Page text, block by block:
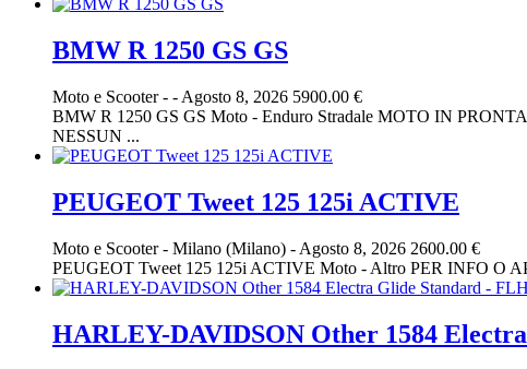
BMW R 1250 GS GS
Moto e Scooter- - Agosto 8, 2026 5900.00 €
BMW R 1250 GS GS Moto - Enduro Stradale MOTO IN
NESSUN ...
PEUGEOT Tweet 125 125i ACTIVE
Moto e Scooter- Milano (Milano) - Agosto 8, 2026 2600.00 €
PEUGEOT Tweet 125 125i ACTIVE Moto - Altro PER INFO O
HARLEY-DAVIDSON Other 1584